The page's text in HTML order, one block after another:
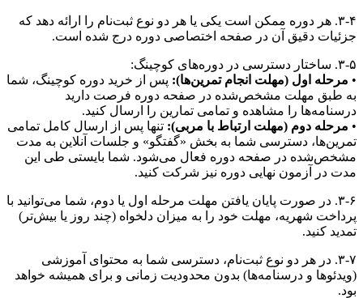
۳-۴. هر دوره ممکن است یکی یا هر دو نوع ثبت‌نام را ارائه دهد که
جزئیات دقیق آن در صفحه اختصاصی دوره درج شده است.
۳-۵. ساختار دسترسی در دوره‌های کوچینگ:
• مرحله اول (مهلت انجام تمرین‌ها): پس از خرید دوره کوچینگ، شما
به طبق مهلت مشخص‌شده در صفحه دوره فرصت دارید
درسنامه‌ها را مشاهده و تمامی تمارین را ارسال کنید.
• مرحله دوم (مهلت ارتباط با مربی): تنها پس از ارسال کامل تمامی
تمرین‌ها، دسترسی شما به بخش «گفتگو» و جلسات آنلاین به مدت
مشخص‌شده در صفحه دوره فعال می‌شود. شما بایستی طی این
مدت در آزمون نهایی دوره نیز شرکت کنید.
۳-۶. در صورت پایان یافتن مهلت مرحله اول یا دوم، شما می‌توانید با
پرداخت شهریه، مهلت خود را به میزان دلخواه (چند روز یا بیش‌تر)
تمدید کنید.
۳-۷. در هر دو نوع ثبت‌نام، دسترسی شما به محتوای آموزشی
(ویدئوها و درسنامه‌ها) بدون محدودیت زمانی و برای همیشه خواهد
بود.